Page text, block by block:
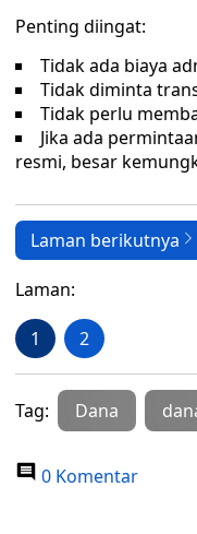
Penting diingat:
Tidak ada biaya
Tidak diminta
Tidak perlu
Jika ada
resmi, besar
Laman berikutnya
Laman:
1 2
Tag: Dana
0 Komentar